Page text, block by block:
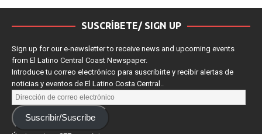
SUSCRÍBETE/ SIGN UP
Sign up for our e-newsletter to receive news and upcoming events
from El Latino Central Coast Newspaper.
Introduce tu correo electrónico para suscribirte y recibir alertas de
noticias y eventos de El Latino Costa Central..